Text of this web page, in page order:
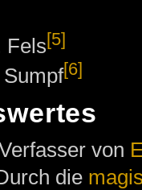
Fels[5]
[6]
von
die